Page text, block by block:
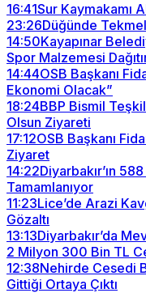
16:41Sur Kaymakamı
23:26Düğünde
14:50Kayapınar
Spor Malzemesi
14:44OSB Başkanı
Ekonomi Olacak”
18:24BBP Bismil
Olsun Ziyareti
17:12OSB Başkanı
Ziyaret
14:22Diyarbakır’ın
Tamamlanıyor
11:23Lice’de Arazi
Gözaltı
13:13Diyarbakır’da
2 Milyon 300 Bin TL
12:38Nehirde Cesedi
Gittiği Ortaya Çıktı